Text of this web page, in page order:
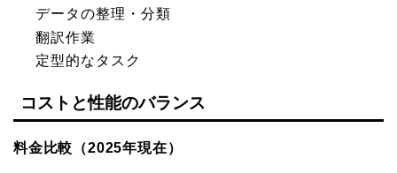
データの整理・分類
翻訳作業
定型的なタスク
コストと性能のバランス
料金比較（2025年現在）